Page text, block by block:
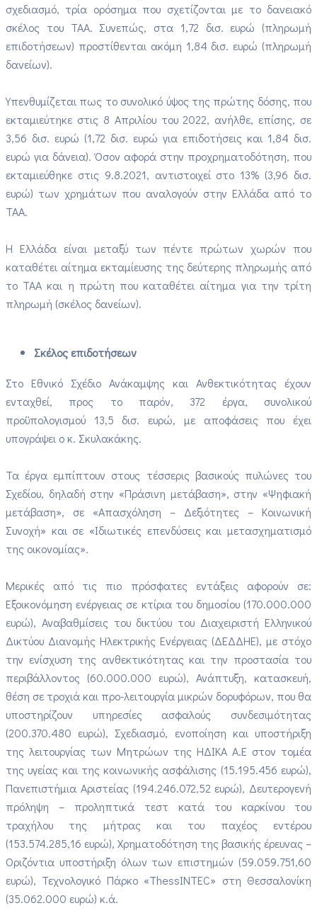
σχεδιασμό, τρία ορόσημα που σχετίζονται με το δανειακό
σκέλος του ΤΑΑ. Συνεπώς, στα 1,72 δισ. ευρώ (πληρωμή
επιδοτήσεων) προστίθενται ακόμη 1,84 δισ. ευρώ (πληρωμή
δανείων).
Υπενθυμίζεται πως το συνολικό ύψος της πρώτης δόσης, που
εκταμιεύτηκε στις 8 Απριλίου του 2022, ανήλθε, επίσης, σε
3,56 δισ. ευρώ (1,72 δισ. ευρώ για επιδοτήσεις και 1,84 δισ.
ευρώ για δάνεια). Όσον αφορά στην προχρηματοδότηση, που
εκταμιεύθηκε στις 9.8.2021, αντιστοιχεί στο 13% (3,96 δισ.
ευρώ) των χρημάτων που αναλογούν στην Ελλάδα από το
ΤΑΑ.
Η Ελλάδα είναι μεταξύ των πέντε πρώτων χωρών που
καταθέτει αίτημα εκταμίευσης της δεύτερης πληρωμής από
το ΤΑΑ και η πρώτη που καταθέτει αίτημα για την τρίτη
πληρωμή (σκέλος δανείων).
Σκέλος επιδοτήσεων
Στο Εθνικό Σχέδιο Ανάκαμψης και Ανθεκτικότητας έχουν
ενταχθεί, προς το παρόν, 372 έργα, συνολικού
προϋπολογισμού 13,5 δισ. ευρώ, με αποφάσεις που έχει
υπογράψει ο κ. Σκυλακάκης.
Τα έργα εμπίπτουν στους τέσσερις βασικούς πυλώνες του
Σχεδίου, δηλαδή στην «Πράσινη μετάβαση», στην «Ψηφιακή
μετάβαση», σε «Απασχόληση – Δεξιότητες – Κοινωνική
Συνοχή» και σε «Ιδιωτικές επενδύσεις και μετασχηματισμό
της οικονομίας».
Μερικές από τις πιο πρόσφατες εντάξεις αφορούν σε:
Εξοικονόμηση ενέργειας σε κτίρια του δημοσίου (170.000.000
ευρώ), Αναβαθμίσεις του δικτύου του Διαχειριστή Ελληνικού
Δικτύου Διανομής Ηλεκτρικής Ενέργειας (ΔΕΔΔΗΕ), με στόχο
την ενίσχυση της ανθεκτικότητας και την προστασία του
περιβάλλοντος (60.000.000 ευρώ), Ανάπτυξη, κατασκευή,
θέση σε τροχιά και προ-λειτουργία μικρών δορυφόρων, που θα
υποστηρίζουν υπηρεσίες ασφαλούς συνδεσιμότητας
(200.370.480 ευρώ), Σχεδιασμό, ενοποίηση και υποστήριξη
της λειτουργίας των Μητρώων της ΗΔΙΚΑ Α.Ε στον τομέα
της υγείας και της κοινωνικής ασφάλισης (15.195.456 ευρώ),
Πανεπιστήμια Αριστείας (194.246.072,52 ευρώ), Δευτερογενή
πρόληψη – προληπτικά τεστ κατά του καρκίνου του
τραχήλου της μήτρας και του παχέος εντέρου
(153.574.285,16 ευρώ), Χρηματοδότηση της βασικής έρευνας –
Οριζόντια υποστήριξη όλων των επιστημών (59.059.751,60
ευρώ), Τεχνολογικό Πάρκο «ThessINTEC» στη Θεσσαλονίκη
(35.062.000 ευρώ) κ.ά.